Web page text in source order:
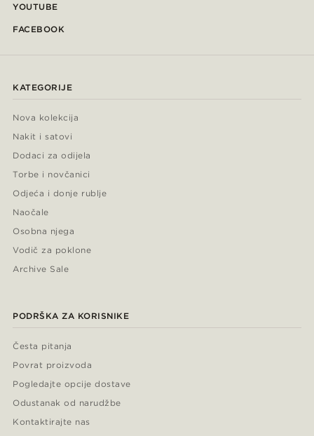
YOUTUBE
FACEBOOK
KATEGORIJE
Nova kolekcija
Nakit i satovi
Dodaci za odijela
Torbe i novčanici
Odjeća i donje rublje
Naočale
Osobna njega
Vodič za poklone
Archive Sale
PODRŠKA ZA KORISNIKE
Česta pitanja
Povrat proizvoda
Pogledajte opcije dostave
Odustanak od narudžbe
Kontaktirajte nas